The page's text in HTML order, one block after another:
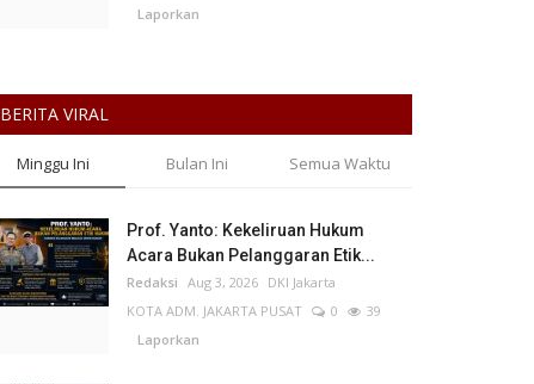
Laporkan
BERITA VIRAL
Minggu Ini Bulan Ini Semua Waktu
Prof. Yanto: Kekeliruan Hukum
Acara Bukan Pelanggaran Etik...
Redaksi Aug 3, 2026 DKI Jakarta
KOTA ADM. JAKARTA PUSAT
0
39
Laporkan